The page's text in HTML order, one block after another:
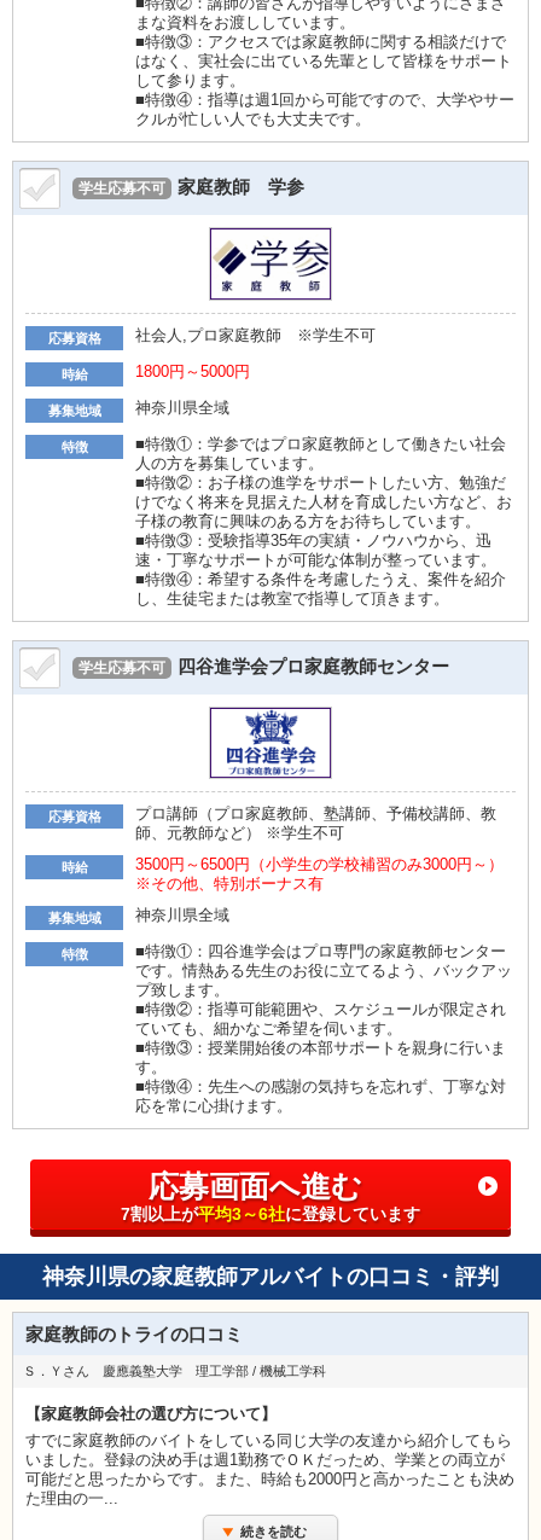
まな資料をお渡ししています。
■特徴③：アクセスでは家庭教師に関する相談だけで
はなく、実社会に出ている先輩として皆様をサポート
して参ります。
■特徴④：指導は週1回から可能ですので、大学やサー
クルが忙しい人でも大丈夫です。
学生応募不可 家庭教師 学参
応募資格 社会人,プロ家庭教師 ※学生不可
時給 1800円～5000円
募集地域 神奈川県全域
特徴
■特徴①：学参ではプロ家庭教師として働きたい社会
人の方を募集しています。
■特徴②：お子様の進学をサポートしたい方、勉強だ
けでなく将来を見据えた人材を育成したい方など、お
子様の教育に興味のある方をお待ちしています。
■特徴③：受験指導35年の実績・ノウハウから、迅
速・丁寧なサポートが可能な体制が整っています。
■特徴④：希望する条件を考慮したうえ、案件を紹介
し、生徒宅または教室で指導して頂きます。
学生応募不可 四谷進学会プロ家庭教師センター
応募資格
プロ講師（プロ家庭教師、塾講師、予備校講師、教
師、元教師など） ※学生不可
時給
3500円～6500円（小学生の学校補習のみ3000円～）
※その他、特別ボーナス有
募集地域 神奈川県全域
特徴
■特徴①：四谷進学会はプロ専門の家庭教師センター
です。情熱ある先生のお役に立てるよう、バックアッ
プ致します。
■特徴②：指導可能範囲や、スケジュールが限定され
ていても、細かなご希望を伺います。
■特徴③：授業開始後の本部サポートを親身に行いま
す。
■特徴④：先生への感謝の気持ちを忘れず、丁寧な対
応を常に心掛けます。
応募画面へ進む
7割以上が平均3～6社に登録しています
神奈川県の家庭教師アルバイトの口コミ・評判
家庭教師のトライの口コミ
Ｓ．Ｙさん 慶應義塾大学 理工学部 / 機械工学科
【家庭教師会社の選び方について】
すでに家庭教師のバイトをしている同じ大学の友達から紹介してもら
いました。登録の決め手は週1勤務でＯＫだっため、学業との両立が
可能だと思ったからです。また、時給も2000円と高かったことも決め
た理由の一...
続きを読む